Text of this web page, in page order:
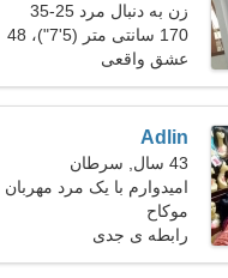
زن به دنبال مرد 25-35
170 سانتی متر (5'7")، 48
کیلوگرم (105 پوند)
عشق واقعی
Adlin
43 سال, سرطان
امیدوارم با یک مرد مهربان
قرار بگذارم
موکاح
رابطه ی جدی